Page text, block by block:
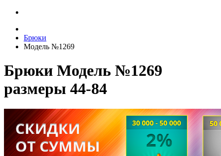
Брюки
Модель №1269
Брюки Модель №1269
размеры 44-84